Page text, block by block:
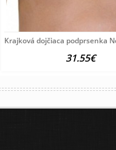
Krajková dojčiaca podprsenka
31.55€